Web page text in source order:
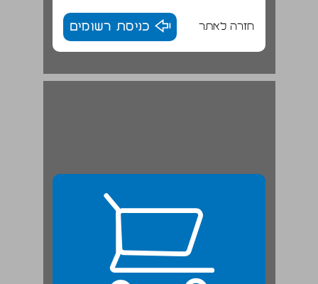
חזרה לאתר כניסת רשומים